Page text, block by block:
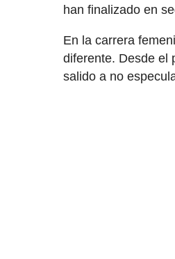
han finalizado en
En la carrera
diferente. Desde el
salido a no